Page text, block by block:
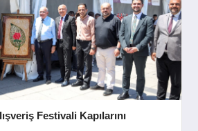
Festivali Kapılarını